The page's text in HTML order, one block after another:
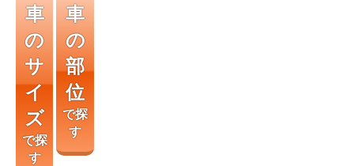
車
の
サ
イ
ズ
で探
す
車
の
部
位
で探
す